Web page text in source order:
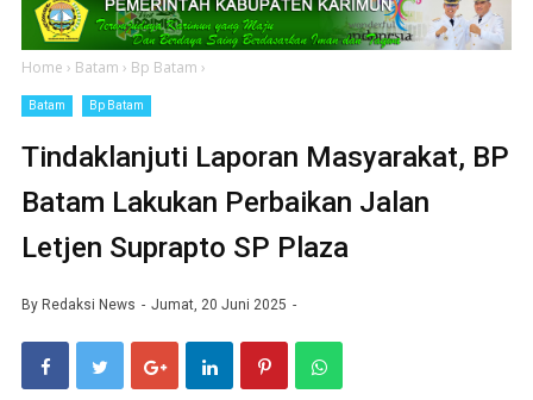
Home › Batam › Bp Batam ›
Batam Bp Batam
Tindaklanjuti Laporan Masyarakat, BP
Batam Lakukan Perbaikan Jalan
Letjen Suprapto SP Plaza
By Redaksi News Jumat, 20 Juni 2025